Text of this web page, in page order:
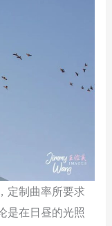
定制曲率所要求
是在日昼的光照